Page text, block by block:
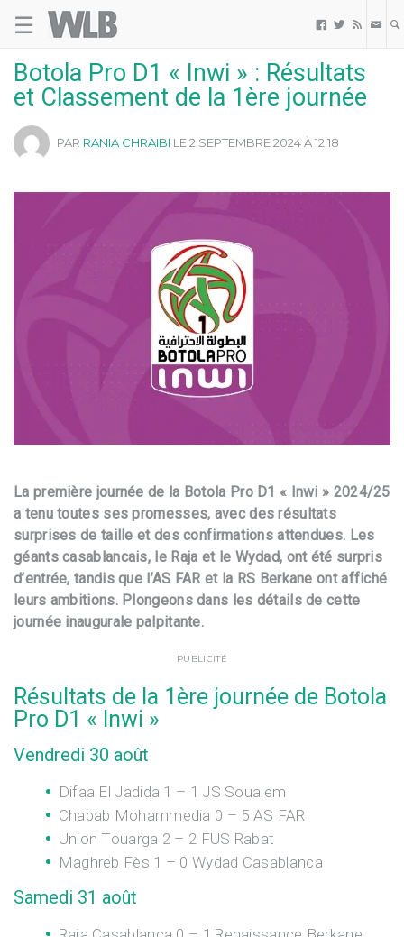
☰   
Botola Pro D1 « Inwi » : Résultats
et Classement de la 1ère journée
PAR RANIA CHRAIBI LE 2 SEPTEMBRE 2024 À 12:18
La première journée de la Botola Pro D1 « Inwi » 2024/25
a tenu toutes ses promesses, avec des résultats
surprises de taille et des confirmations attendues. Les
géants casablancais, le Raja et le Wydad, ont été surpris
d’entrée, tandis que l’AS FAR et la RS Berkane ont affiché
leurs ambitions. Plongeons dans les détails de cette
journée inaugurale palpitante.
PUBLICITÉ
Résultats de la 1ère journée de Botola
Pro D1 « Inwi »
Vendredi 30 août
Difaa El Jadida 1 – 1 JS Soualem
Chabab Mohammedia 0 – 5 AS FAR
Union Touarga 2 – 2 FUS Rabat
Maghreb Fès 1 – 0 Wydad Casablanca
Samedi 31 août